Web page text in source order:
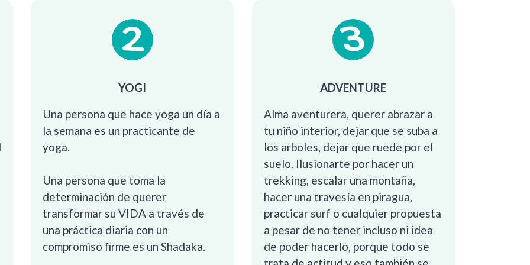
YOGI
Una persona que hace yoga un día a
la semana es un practicante de
yoga.
Una persona que toma la
determinación de querer
transformar su VIDA a través de
una práctica diaria con un
compromiso firme es un Shadaka.
ADVENTURE
Alma aventurera, querer abrazar a
tu niño interior, dejar que se suba a
los arboles, dejar que ruede por el
suelo. Ilusionarte por hacer un
trekking, escalar una montaña,
hacer una travesía en piragua,
practicar surf o cualquier propuesta
a pesar de no tener incluso ni idea
de poder hacerlo, porque todo se